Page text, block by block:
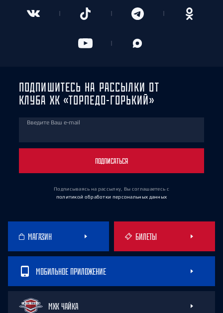
ПОДПИШИТЕСЬ НА РАССЫЛКИ ОТ
КЛУБА ХК «ТОРПЕДО-ГОРЬКИЙ»
Введите Ваш e-mail
ПОДПИСАТЬСЯ
Подписываясь на рассылку, Вы соглашаетесь с
политикой обработки персональных данных
МАГАЗИН БИЛЕТЫ
МОБИЛЬНОЕ ПРИЛОЖЕНИЕ
МХК ЧАЙКА